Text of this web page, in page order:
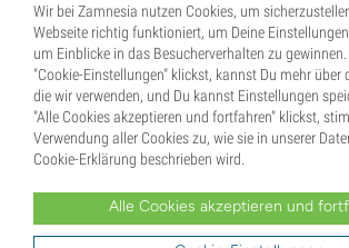
Wir bei Zamnesia nutzen Cookies, um
Webseite richtig funktioniert, um Deine
um Einblicke in das Besucherverhalten zu
"Cookie-Einstellungen" klickst, kannst Du mehr über
die wir verwenden, und Du kannst Einstellungen
"Alle Cookies akzeptieren und fortfahren" klickst,
Verwendung aller Cookies zu, wie sie in unserer
Cookie-Erklärung beschrieben wird.
Alle Cookies akzeptieren und
* Samen werden als Souvenirs verkauft. In vielen Ländern ist die Keimung
Dir der dort geltenden Gesetze bewusst bist. Du verzichtest außerdem